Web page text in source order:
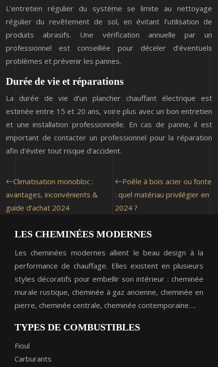
L’entretien régulier du système se limite au nettoyage
régulier du revêtement de sol, en évitant l’utilisation de
produits abrasifs. Une vérification annuelle par un
professionnel est conseillée pour déceler d’éventuels
problèmes et prévenir les pannes.
Durée de vie et réparations
La durée de vie d’un plancher chauffant électrique est
estimée entre 15 et 20 ans, voire plus avec un bon entretien
et une installation professionnelle. En cas de panne, il est
important de contacter un professionnel pour la réparation
afin d’éviter tout risque d’accident.
Climatisation monobloc :
avantages, inconvénients &
guide d’achat 2024
Poêle à bois acier ou fonte
: quel matériau privilégier en
2024 ?
LES CHEMINÉES MODERNES
Les cheminées modernes allient le beau design à la
performance de chauffage. Elles existent en plusieurs
styles décoratifs pour embellir son intérieur : cheminée
murale rustique, cheminée à gaz ancienne, cheminée en
pierre, cheminée centrale, cheminée contemporaine….
TYPES DE COMBUSTIBLES
Fioul
Carburants